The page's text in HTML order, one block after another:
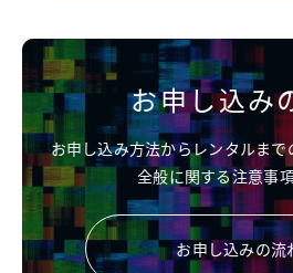
お申し込み
お申し込み方法からレンタルま
全般に関する注意事
お申し込みの流